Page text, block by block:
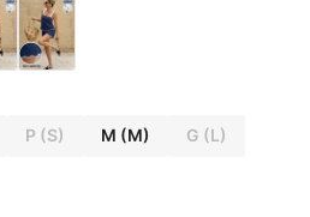
P (S) M (M) G (L)